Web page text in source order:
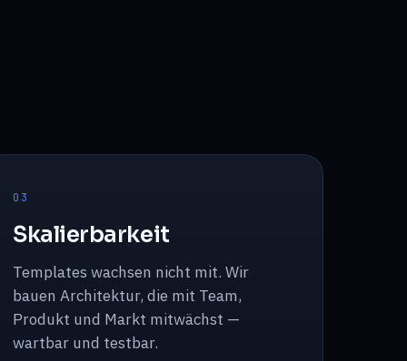
0 3
Skalierbarkeit
Templates wachsen nicht mit. Wir
bauen Architektur, die mit Team,
Produkt und Markt mitwächst —
wartbar und testbar.